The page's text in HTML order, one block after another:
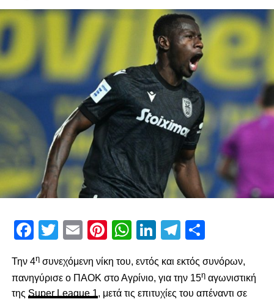
paokrevolution
Facebook
Twitter
EmailPinterest
WhatsApp
LinkedIn
Telegram
Την 4ησυνεχόμενη νίκη του, εντός και εκτός συνόρων,
πανηγύρισε ο ΠΑΟΚ στο Αγρίνιο, για την 15ηαγωνιστική
της Super League 1, μετά τις επιτυχίες του απέναντι σε